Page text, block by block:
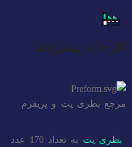
کارخانه پیشرفته
مرجع بطری پت و پریفرم
بطری پت به تعداد 170 عدد